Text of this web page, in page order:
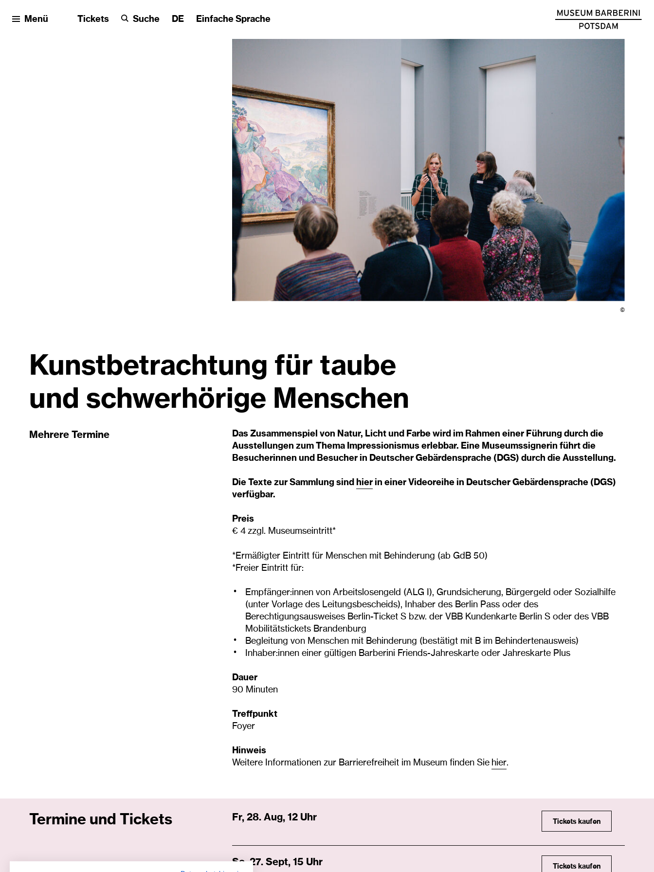
Menü Tickets Suche DE Einfache Sprache
©
Kunstbetrachtung für taube
und schwerhörige Menschen
Mehrere Termine
Das Zusammenspiel von Natur, Licht und Farbe wird im Rahmen einer Führung durch die
Ausstellungen zum Thema Impressionismus erlebbar. Eine Museumssignerin führt die
Besucherinnen und Besucher in Deutscher Gebärdensprache (DGS) durch die Ausstellung.
Die Texte zur Sammlung sind hierin einer Videoreihe in Deutscher Gebärdensprache (DGS)
verfügbar.
Preis
€ 4 zzgl. Museumseintritt*
*Ermäßigter Eintritt für Menschen mit Behinderung (ab GdB 50)
*Freier Eintritt für:
Empfänger:innen von Arbeitslosengeld (ALG I), Grundsicherung, Bürgergeld oder Sozialhilfe
(unter Vorlage des Leitungsbescheids), Inhaber des Berlin Pass oder des
Berechtigungsausweises Berlin-Ticket S bzw. der VBB Kundenkarte Berlin S oder des VBB
Mobilitätstickets Brandenburg
Begleitung von Menschen mit Behinderung (bestätigt mit B im Behindertenausweis)
Inhaber:innen einer gültigen Barberini Friends-Jahreskarte oder Jahreskarte Plus
Dauer
90 Minuten
Treffpunkt
Foyer
Hinweis
Weitere Informationen zur Barrierefreiheit im Museum finden Sie hier.
Termine und Tickets Fr, 28. Aug, 12 Uhr Tickets kaufen
So, 27. Sept, 15 Uhr Tickets kaufen